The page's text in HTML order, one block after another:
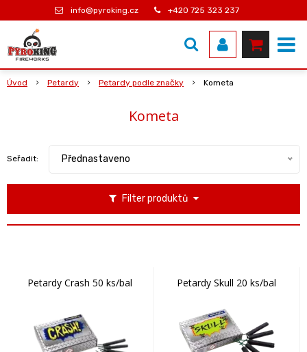
info@pyroking.cz +420 725 323 237
Úvod Petardy Petardy podle značky Kometa
Kometa
Filter produktů
Seřadit: Přednastaveno
Petardy Crash 50 ks/bal Petardy Skull 20 ks/bal